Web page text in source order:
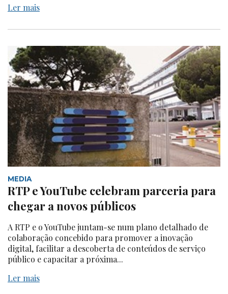
Ler mais
MEDIA
RTP e YouTube celebram parceria para
chegar a novos públicos
A RTP e o YouTube juntam-se num plano detalhado de
colaboração concebido para promover a inovação
digital, facilitar a descoberta de conteúdos de serviço
público e capacitar a próxima...
Ler mais